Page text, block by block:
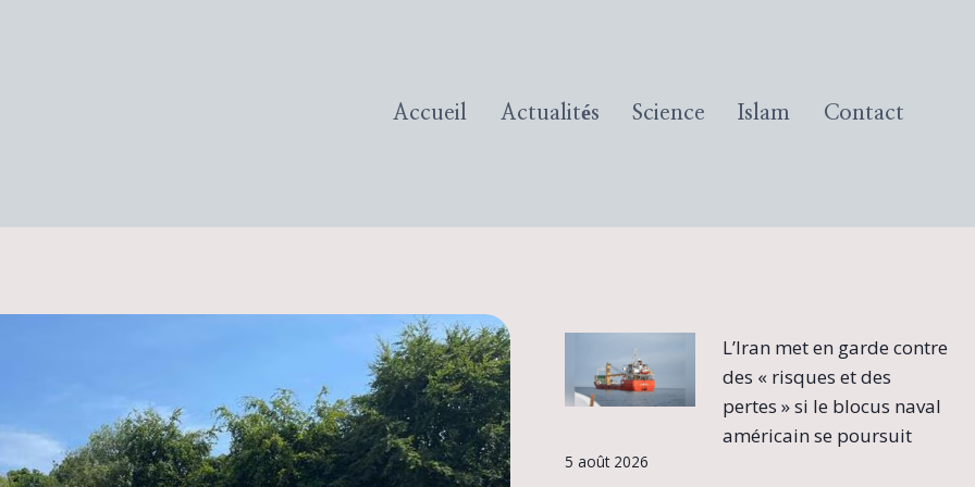
Accueil Actualités Science Islam Contact
L’Iran met en garde contre
des « risques et des
pertes » si le blocus naval
américain se poursuit
5 août 2026